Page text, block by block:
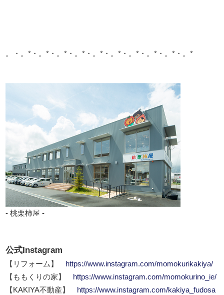
。・。*・。*・。*・。*・。*・。*・。*・。*・。*・。*
- 桃栗柿屋 -
公式Instagram
【リフォーム】
https://www.instagram.com/momokurikakiya/
【ももくりの家】
https://www.instagram.com/momokurino_ie/
【KAKIYA不動産】
https://www.instagram.com/kakiya_fudosa